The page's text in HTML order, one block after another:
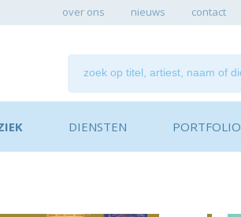
over ons nieuws contact
DIENSTEN PORTFOLIO